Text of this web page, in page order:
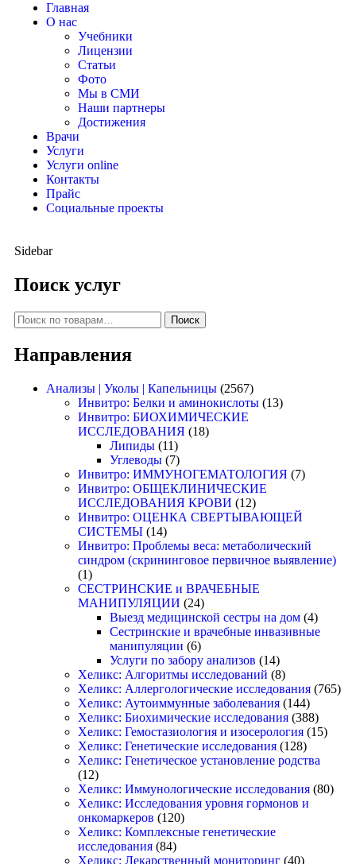
Главная
О нас
Учебники
Лицензии
Статьи
Фото
Мы в СМИ
Наши партнеры
Достижения
Врачи
Услуги
Услуги online
Контакты
Прайс
Социальные проекты
Sidebar
Поиск услуг
Поиск
Направления
Анализы | Уколы | Капельницы (2567)
Инвитро: Белки и аминокислоты (13)
Инвитро: БИОХИМИЧЕСКИЕ
ИССЛЕДОВАНИЯ (18)
Липиды (11)
Углеводы (7)
Инвитро: ИММУНОГЕМАТОЛОГИЯ (7)
Инвитро: ОБЩЕКЛИНИЧЕСКИЕ
ИССЛЕДОВАНИЯ КРОВИ (12)
Инвитро: ОЦЕНКА СВЕРТЫВАЮЩЕЙ
СИСТЕМЫ (14)
Инвитро: Проблемы веса: метаболический
синдром (скрининговое первичное выявление)
(1)
СЕСТРИНСКИЕ и ВРАЧЕБНЫЕ
МАНИПУЛЯЦИИ (24)
Выезд медицинской сестры на дом (4)
Сестринские и врачебные инвазивные
манипуляции (6)
Услуги по забору анализов (14)
Хеликс: Алгоритмы исследований (8)
Хеликс: Аллергологические исследования (765)
Хеликс: Аутоиммунные заболевания (144)
Хеликс: Биохимические исследования (388)
Хеликс: Гемостазиология и изосерология (15)
Хеликс: Генетические исследования (128)
Хеликс: Генетическое установление родства
(12)
Хеликс: Иммунологические исследования (80)
Хеликс: Исследования уровня гормонов и
онкомаркеров (120)
Хеликс: Комплексные генетические
исследования (84)
Хеликс: Лекарственный мониторинг (40)